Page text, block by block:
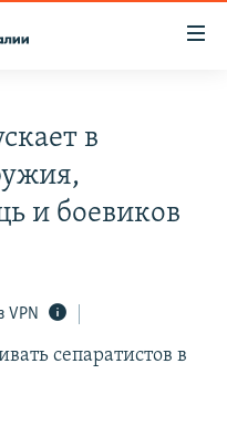
СОПРОТИВЛЕНИЯ
в
и боевиков
VPN
сепаратистов в